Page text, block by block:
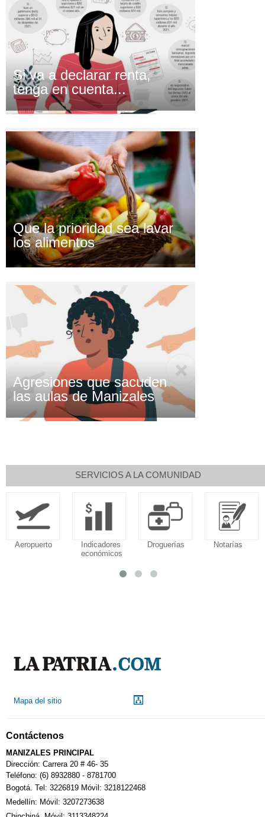
Si va a declarar renta,
tenga en cuenta...
Que la prioridad sea lavar
los alimentos
Agresiones que sacuden
las aulas de Manizales
SERVICIOS A LA COMUNIDAD
Aeropuerto
Indicadores
económicos
Droguerías Notarías
Mapa del sitio
Contáctenos
MANIZALES PRINCIPAL
Dirección: Carrera 20 # 46- 35
Teléfono: (6) 8932880 - 8781700
Bogotá. Tel: 3226819 Móvil: 3218122468
Medellín: Móvil: 3207273638